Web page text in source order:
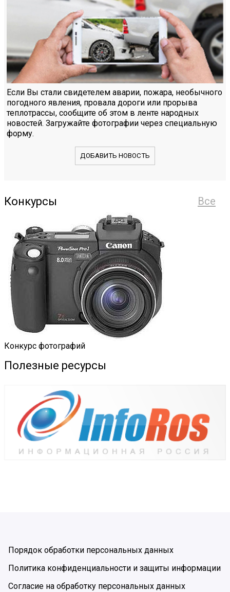
Если Вы стали свидетелем аварии, пожара, необычного
погодного явления, провала дороги или прорыва
теплотрассы, сообщите об этом в ленте народных
новостей. Загружайте фотографии через специальную
форму.
ДОБАВИТЬ НОВОСТЬ
Все
Конкурсы
Конкурс фотографий
Полезные ресурсы
Порядок обработки персональных данных
Политика конфиденциальности и защиты информации
Согласие на обработку персональных данных